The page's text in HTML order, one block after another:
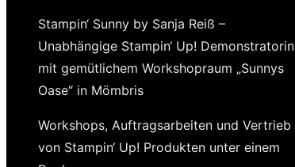
Stampin‘ Sunny by Sanja Reiß –
Unabhängige Stampin‘ Up! Demonstratorin
mit gemütlichem Workshopraum „Sunnys
Oase“ in Mömbris
Workshops, Auftragsarbeiten und Vertrieb
von Stampin‘ Up! Produkten unter einem